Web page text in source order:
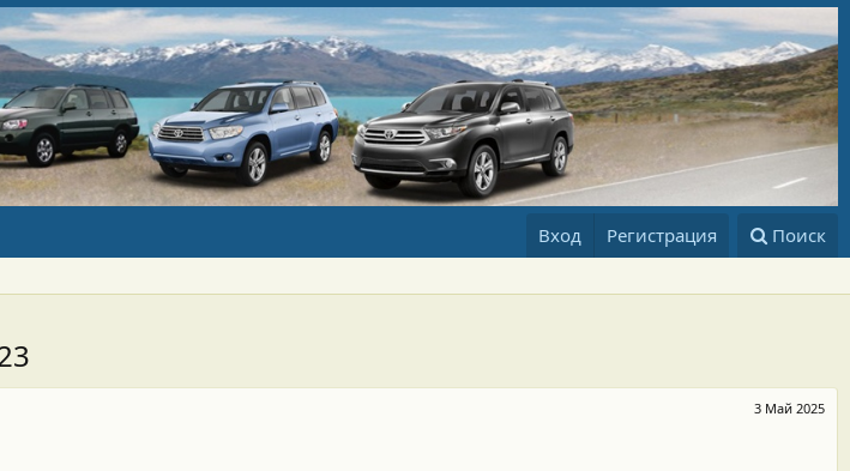
Вход Регистрация Поиск
3 Май 2025